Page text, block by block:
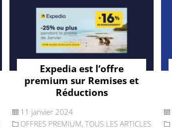
Expedia est l’offre
premium sur Remises et
Réductions
11 janvier 2024
OFFRES PREMIUM, TOUS LES ARTICLES